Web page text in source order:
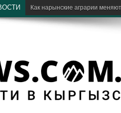
Чолпон-Ата примет